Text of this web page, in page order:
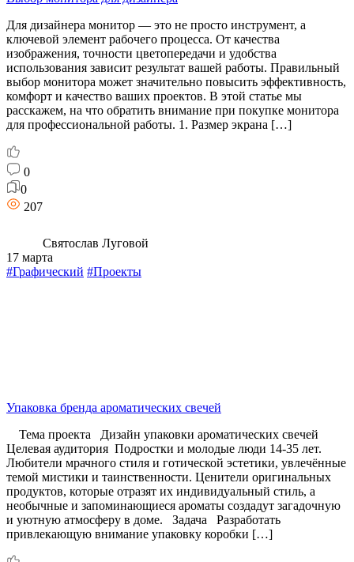
Для дизайнера монитор — это не просто инструмент, а
ключевой элемент рабочего процесса. От качества
изображения, точности цветопередачи и удобства
использования зависит результат вашей работы. Правильный
выбор монитора может значительно повысить эффективность,
комфорт и качество ваших проектов. В этой статье мы
расскажем, на что обратить внимание при покупке монитора
для профессиональной работы. 1. Размер экрана […]
0
0
207
Святослав Луговой
17 марта
#Графический #Проекты
Упаковка бренда ароматических свечей
Тема проекта Дизайн упаковки ароматических свечей
Целевая аудитория Подростки и молодые люди 14-35 лет.
Любители мрачного стиля и готической эстетики, увлечённые
темой мистики и таинственности. Ценители оригинальных
продуктов, которые отразят их индивидуальный стиль, а
необычные и запоминающиеся ароматы создадут загадочную
и уютную атмосферу в доме. Задача Разработать
привлекающую внимание упаковку коробки […]